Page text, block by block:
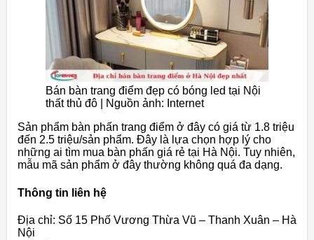
Bán bàn trang điểm đẹp có bóng led tại Nội
thất thủ đô | Nguồn ảnh: Internet
Sản phẩm bàn phấn trang điểm ở đây có giá từ 1.8 triệu
đến 2.5 triệu/sản phẩm. Đây là lựa chọn hợp lý cho
những ai tìm mua bàn phấn giá rẻ tại Hà Nội. Tuy nhiên,
mẫu mã sản phẩm ở đây thường không quá đa dạng.
Thông tin liên hệ
Địa chỉ: Số 15 Phố Vương Thừa Vũ – Thanh Xuân – Hà
Nội